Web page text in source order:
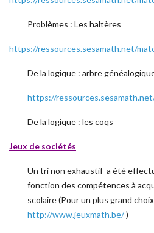
Problèmes : Les haltères
https://ressources.sesamath.net/
De la logique : arbre
https://
De la logique : les coqs
Jeux de sociétés
Un tri non exhaustif a été
fonction des compétences à
scolaire (Pour un plus grand
http://www.jeuxmath.be/)